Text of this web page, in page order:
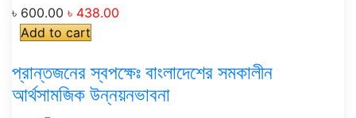
৳ 600.00 ৳ 438.00
Add to cart
প্রান্তজনের স্বপক্ষেঃ বাংলাদেশের সমকালীন
আর্থসামজিক উন্নয়নভাবনা